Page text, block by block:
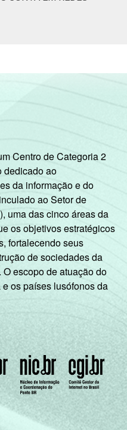
Centro de Categoria 2
dedicado ao
da informação e do
ao Setor de
uma das cinco áreas da
os objetivos estratégicos
fortalecendo seus
de sociedades da
escopo de atuação do
os países lusófonos da